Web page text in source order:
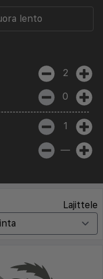
lento
2
0
1
—
Lajittele